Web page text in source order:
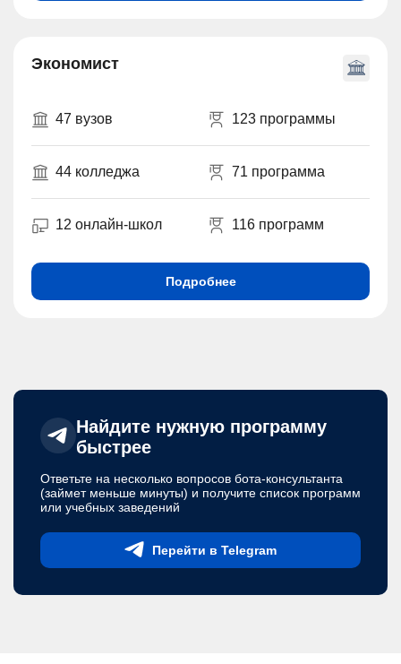
Экономист
47 вузов 123 программы
44 колледжа 71 программа
12 онлайн-школ 116 программ
Подробнее
Найдите нужную программу
быстрее
Ответьте на несколько вопросов бота-консультанта
(займет меньше минуты) и получите список программ
или учебных заведений
Перейти в Telegram